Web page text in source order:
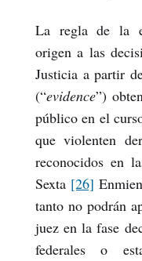
La regla de la
origen a las
Justicia a partir
(“evidence”)
público en el
que violenten
reconocidos en
Sexta [26]
tanto no podrán
juez en la fase
federales o